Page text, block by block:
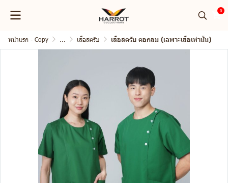
0
หน้าแรก - Copy ... เสื้อสครับ เสื้อสครับ คอกลม (เฉพาะเสื้อเท่านั้น)